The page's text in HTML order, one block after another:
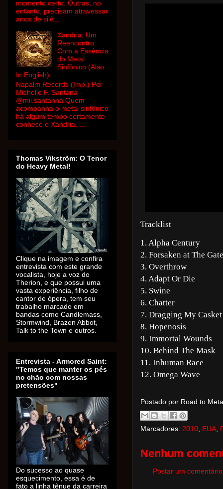
Tracklist
1. Alpha Century
2. Forsaken at The
3. Overthrow
4. Adapt Or Die
5. Swine
6. Chatter
7. Dragging My Casket
8. Hopenosis
9. Immortal Wounds
10. Behind The Mask
11. Inhuman Race
12. Omega Wave
Postado por Road to
Marcadores: 2010 EUA
Nenhum
Postar um comentário
momento certo. Outras, no
entanto, precisam atravessar
anos de silê...
Xandria: Um
Reencontro
Com a Essência
do Metal
Sinfônico (Also
In English)
Napalm Records (Imp.) Por
Michelle F. Santana -
@mii.santanna Quem
acompanha o metal sinfônico
há algum tempo certamente
conhece o Xandria. ...
Thomas Vikström: O Tenor
do Heavy Metal!
Clique na imagem e confira
entrevista com este grande
vocalista, hoje a voz do
Therion, e que possui uma
vasta experiência, filho de
cantor de ópera, tem seu
trabalho marcado em
bandas como Candlemass,
Stormwind, Brazen Abbot,
Talk to the Town e outros.
Entrevista - Armored Saint:
"Temos que manter os pés
no chão com nossas
pretensões"
Do sucesso ao quase
esquecimento, essa é de
fato a linha tênue da carreira